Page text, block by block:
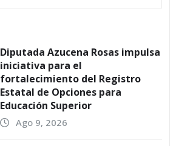
Diputada Azucena Rosas impulsa
iniciativa para el
fortalecimiento del Registro
Estatal de Opciones para
Educación Superior
Ago 9, 2026